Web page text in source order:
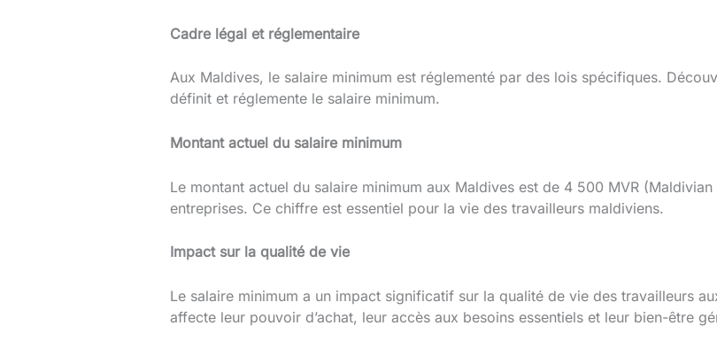
Cadre légal et réglementaire
Aux Maldives, le salaire minimum est réglementé par des lois spécifiques.
définit et réglemente le salaire minimum.
Montant actuel du salaire minimum
Le montant actuel du salaire minimum aux Maldives est de 4 500 MVR
entreprises. Ce chiffre est essentiel pour la vie des travailleurs maldiviens.
Impact sur la qualité de vie
Le salaire minimum a un impact significatif sur la qualité de vie des travailleurs
affecte leur pouvoir d’achat, leur accès aux besoins essentiels et leur bien-être